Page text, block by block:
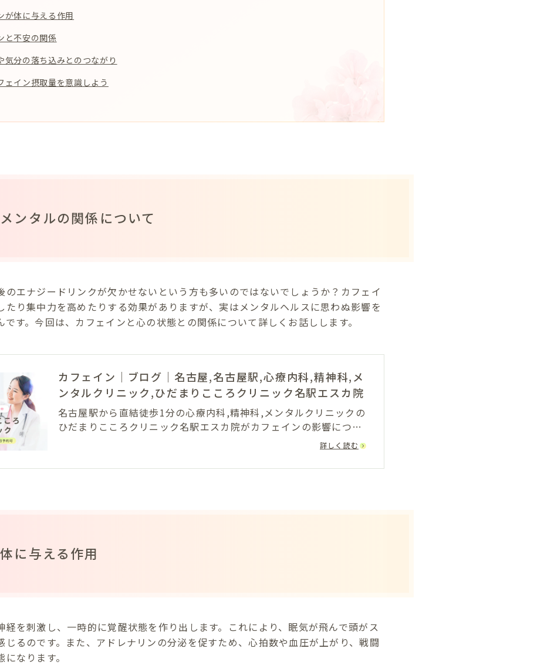
が体に与える作用
と不安の関係
気分の落ち込みとのつながり
ェイン摂取量を意識しよう
ンタルの関係について
のエナジードリンクが欠かせないという方も多いのではないでしょうか？カフェイ
たり集中力を高めたりする効果がありますが、実はメンタルヘルスに思わぬ影響を
す。今回は、カフェインと心の状態との関係について詳しくお話しします。
カフェイン｜ブログ｜名古屋,名古屋駅,心療内科,精神科,メ
ンタルクリニック,ひだまりこころクリニック名駅エスカ院
名古屋駅から直結徒歩1分の心療内科,精神科,メンタルクリニックの
ひだまりこころクリニック名駅エスカ院がカフェインの影響につい
詳しく読む
に与える作用
経を刺激し、一時的に覚醒状態を作り出します。これにより、眠気が飛んで頭がス
じるのです。また、アドレナリンの分泌を促すため、心拍数や血圧が上がり、戦闘
なります。